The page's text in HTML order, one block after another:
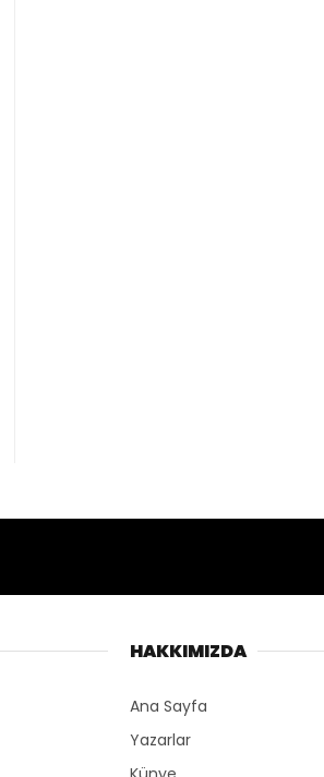
HAKKIMIZDA
Ana Sayfa
Yazarlar